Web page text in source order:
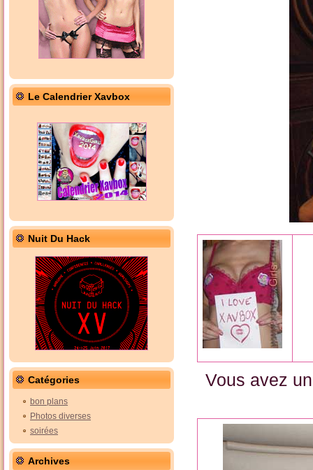
Le Calendrier Xavbox
Nuit Du Hack
Catégories
bon plans
Photos diverses
soirées
Archives
Vous avez